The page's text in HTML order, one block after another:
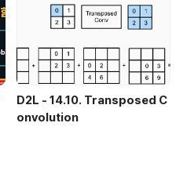
D2L - 14.10. Transposed C
onvolution